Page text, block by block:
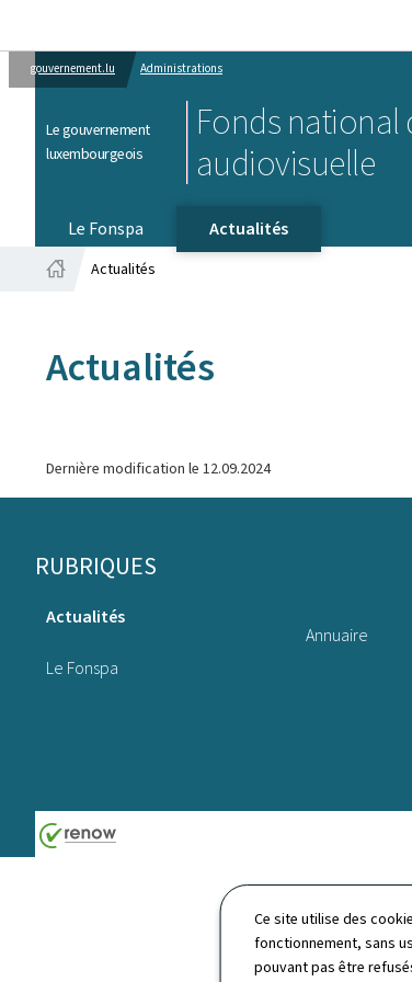
Ce site utilise des
fonctionnement, sans
pouvant pas être
gouvernement.lu Administrations
Le gouvernement
luxembourgeois
Fonds national
audiovisuelle
Le Fonspa
Actualités
Actualités
Actualités
Dernière modification le 12.09.2024
Pied
de
RUBRIQUES
Actualités
Le Fonspa
Annuaire